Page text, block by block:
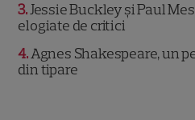
3 Jessie Buckley și Paul
elogiate de critici
4 Agnes Shakespeare, un
din tipare